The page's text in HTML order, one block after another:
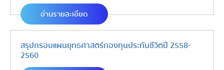
อ่านรายละเอียด
สรุปกรอบแผนยุทธศาสตร์กองทุนประกันชีวิตปี 2558-
2560